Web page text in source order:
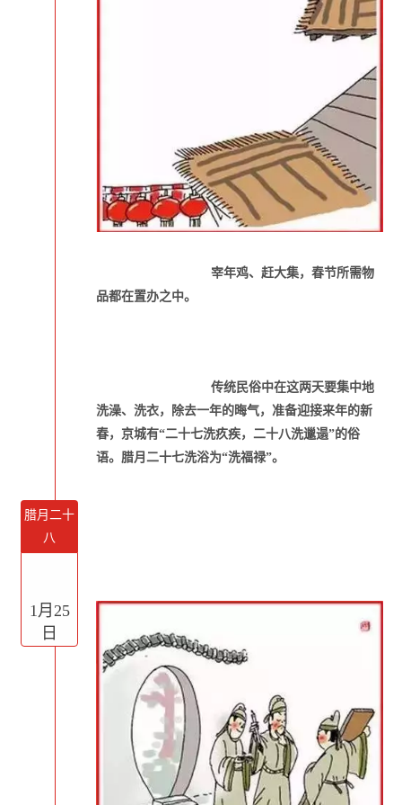
宰年鸡、赶大集，春节所需物
品都在置办之中。
传统民俗中在这两天要集中地
洗澡、洗衣，除去一年的晦气，准备迎接来年的新
春，京城有“二十七洗疚疾，二十八洗邋遢”的俗
语。腊月二十七洗浴为“洗福禄”。
腊月二十
八
1月25
日